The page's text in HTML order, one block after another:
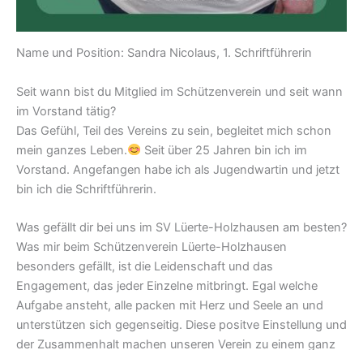
Name und Position: Sandra Nicolaus, 1. Schriftführerin
Seit wann bist du Mitglied im Schützenverein und seit wann
im Vorstand tätig?
Das Gefühl, Teil des Vereins zu sein, begleitet mich schon
mein ganzes Leben.
Seit über 25 Jahren bin ich im
Vorstand. Angefangen habe ich als Jugendwartin und jetzt
bin ich die Schriftführerin.
Was gefällt dir bei uns im SV Lüerte-Holzhausen am besten?
Was mir beim Schützenverein Lüerte-Holzhausen
besonders gefällt, ist die Leidenschaft und das
Engagement, das jeder Einzelne mitbringt. Egal welche
Aufgabe ansteht, alle packen mit Herz und Seele an und
unterstützen sich gegenseitig. Diese positve Einstellung und
der Zusammenhalt machen unseren Verein zu einem ganz